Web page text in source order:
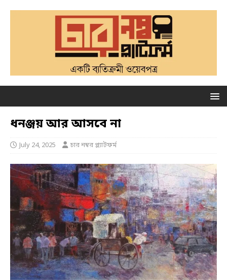
ধনঞ্জয় আর আসবে না
July 24, 2025 চার নম্বর প্ল্যাটফর্ম